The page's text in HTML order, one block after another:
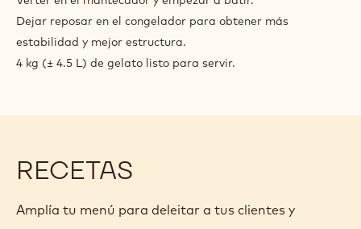
Dejar reposar en el congelador para obtener más
estabilidad y mejor estructura.
4 kg (± 4.5 L) de gelato listo para servir.
RECETAS
Amplía tu menú para deleitar a tus clientes y